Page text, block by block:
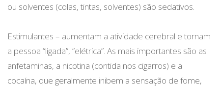
ou solventes (colas, tintas, solventes) são sedativos.
Estimulantes – aumentam a atividade cerebral e tornam
a pessoa “ligada”, “elétrica”. As mais importantes são as
anfetaminas, a nicotina (contida nos cigarros) e a
cocaína, que geralmente inibem a sensação de fome,